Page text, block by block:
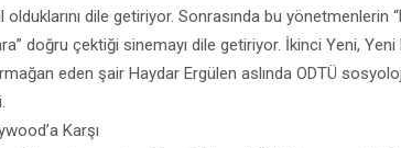
olduklarını dile getiriyor. Sonrasında bu yönetmenlerin
doğru çektiği sinemayı dile getiriyor. İkinci Yeni,
eden şair Haydar Ergülen aslında ODTÜ
Karşı